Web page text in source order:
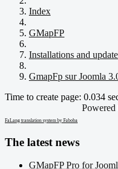
Index
GMapFP
Installations and
GmapFp sur Joomla
Time to create page: 0.034
Powered
FaLang translation system by Faboba
The latest news
GMapFP Pro for